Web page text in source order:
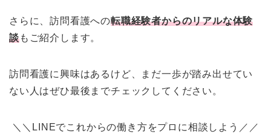
さらに、訪問看護への転職経験者からのリアルな体験
談もご紹介します。
訪問看護に興味はあるけど、まだ一歩が踏み出せてい
ない人はぜひ最後までチェックしてください。
＼＼LINEでこれからの働き方をプロに相談しよう／／